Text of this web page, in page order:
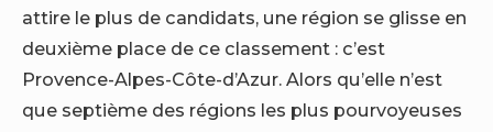
attire le plus de candidats, une région se glisse en
deuxième place de ce classement : c’est
Provence-Alpes-Côte-d’Azur. Alors qu’elle n’est
que septième des régions les plus pourvoyeuses